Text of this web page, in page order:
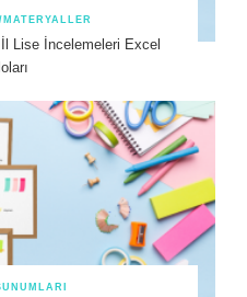
Lise İncelemeleri Excel